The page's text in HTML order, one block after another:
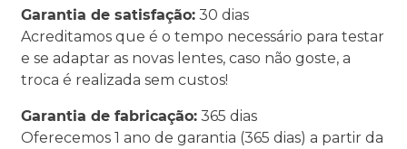
Garantia de satisfação: 30 dias
Acreditamos que é o tempo necessário para testar
e se adaptar as novas lentes, caso não goste, a
troca é realizada sem custos!
Garantia de fabricação: 365 dias
Oferecemos 1 ano de garantia (365 dias) a partir da